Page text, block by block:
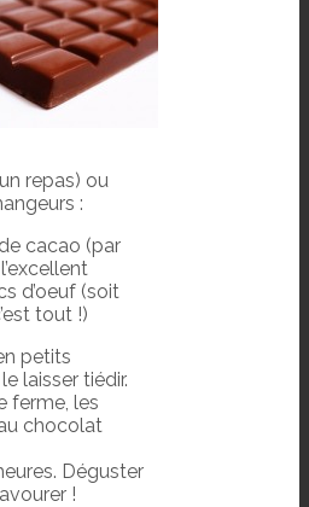
repas) ou
:
cacao (par
d’oeuf (soit
tout !)
petits
laisser tiédir.
ferme, les
chocolat
Déguster
!